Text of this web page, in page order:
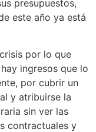
presupuestos,
este año ya está
por lo que
ingresos que lo
por cubrir un
y atribuirse la
sin ver las
contractuales y